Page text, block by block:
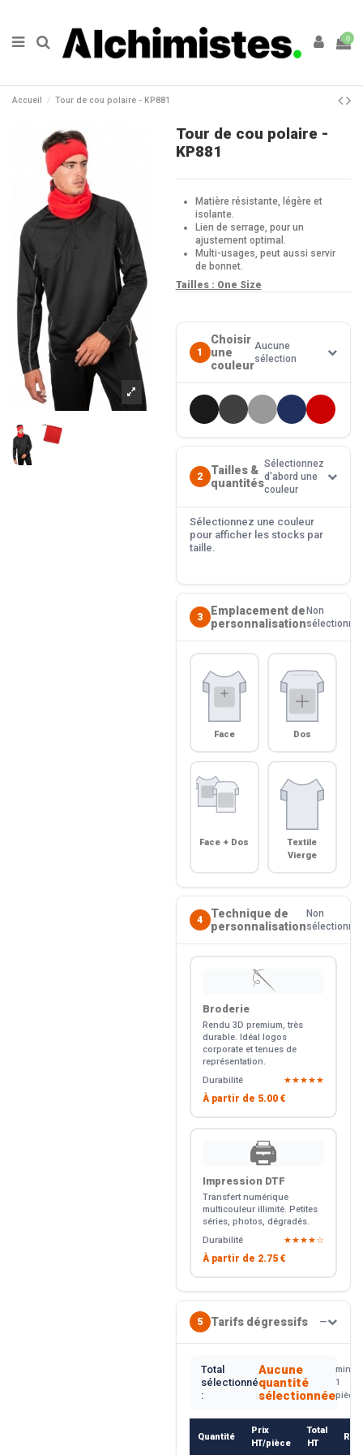
0
Accueil Tour de cou polaire - KP881
Tour de cou polaire -
KP881
Matière résistante, légère et
isolante.
Lien de serrage, pour un
ajustement optimal.
Multi-usages, peut aussi servir
de bonnet.
Tailles : One Size
1
Choisir
une
couleur
Aucune
sélection
2
Tailles &
quantités
Sélectionnez
d'abord une
couleur
Sélectionnez une couleur
pour afficher les stocks par
taille.
3
Emplacement de
personnalisation
Non
sélectionné
Face Dos
Face + Dos
Textile
Vierge
4
Technique de
personnalisation
Non
sélectionné
🪡
Broderie
Rendu 3D premium, très
durable. Idéal logos
corporate et tenues de
représentation.
Durabilité
★★★★★
À partir de 5.00 €
🖨️
Impression DTF
Transfert numérique
multicouleur illimité. Petites
séries, photos, dégradés.
Durabilité
★★★★☆
À partir de 2.75 €
5 Tarifs dégressifs —
Total
sélectionné
:
Aucune
quantité
sélectionnée
min.
1
pièce
Quantité
Prix
HT/pièce
Total
HT